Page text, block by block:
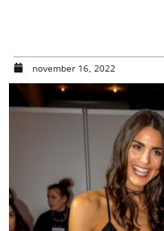
november 16, 2022